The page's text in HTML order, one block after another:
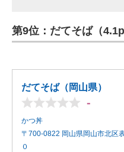
第9位：だてそば（
だてそば（岡山県）
-
かつ丼
〒700-0822 岡山県岡山市北区
０